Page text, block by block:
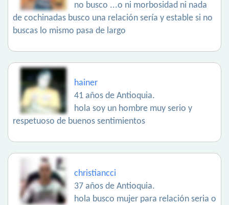
no busco ...o ni morbosidad ni nada
de cochinadas busco una relación sería y estable si no
buscas lo mismo pasa de largo
hainer
41 años de Antioquia.
hola soy un hombre muy serio y
respetuoso de buenos sentimientos
christiancci
37 años de Antioquia.
hola busco mujer para relación seria o